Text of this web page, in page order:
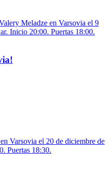
Meladze en Varsovia el 9
Inicio 20:00. Puertas 18:00.
Varsovia el 20 de diciembre de
Puertas 18:30.